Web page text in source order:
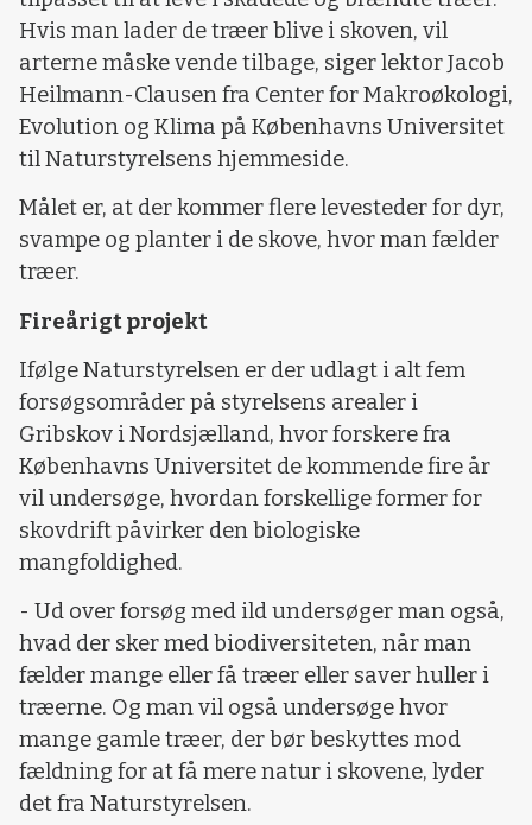
Hvis man lader de træer blive i skoven, vil
arterne måske vende tilbage, siger lektor Jacob
Heilmann-Clausen fra Center for Makroøkologi,
Evolution og Klima på Københavns Universitet
til Naturstyrelsens hjemmeside.
Målet er, at der kommer flere levesteder for dyr,
svampe og planter i de skove, hvor man fælder
træer.
Fireårigt projekt
Ifølge Naturstyrelsen er der udlagt i alt fem
forsøgsområder på styrelsens arealer i
Gribskov i Nordsjælland, hvor forskere fra
Københavns Universitet de kommende fire år
vil undersøge, hvordan forskellige former for
skovdrift påvirker den biologiske
mangfoldighed.
- Ud over forsøg med ild undersøger man også,
hvad der sker med biodiversiteten, når man
fælder mange eller få træer eller saver huller i
træerne. Og man vil også undersøge hvor
mange gamle træer, der bør beskyttes mod
fældning for at få mere natur i skovene, lyder
det fra Naturstyrelsen.